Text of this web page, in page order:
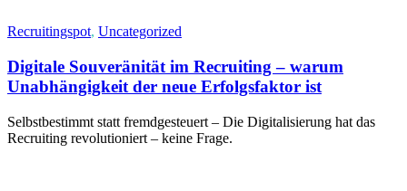
Recruitingspot, Uncategorized
Digitale Souveränität im Recruiting – warum
Unabhängigkeit der neue Erfolgsfaktor ist
Selbstbestimmt statt fremdgesteuert – Die Digitalisierung hat das
Recruiting revolutioniert – keine Frage.